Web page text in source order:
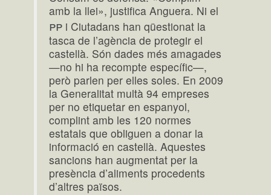
amb la llei», justifica Anguera. Ni el
pp i Ciutadans han qüestionat la
tasca de l’agència de protegir el
castellà. Són dades més amagades
—no hi ha recompte específic—,
però parlen per elles soles. En 2009
la Generalitat multà 94 empreses
per no etiquetar en espanyol,
complint amb les 120 normes
estatals que obliguen a donar la
informació en castellà. Aquestes
sancions han augmentat per la
presència d’aliments procedents
d’altres països.